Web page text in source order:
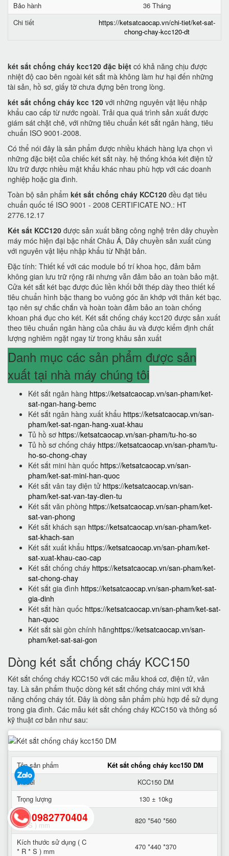
Bảo hành
36 Tháng
Chi tiết
https://ketsatcaocap.vn/chi-tiet/ket-sat-
chong-chay-kcc120-dt
két sắt chống cháy kcc120 đặc biệt có khả năng chịu được
nhiệt độ cao bên ngoài két sắt mà không làm hư hại đến những
tài sản, hồ sơ, giấy tờ chưa đựng bên trong lòng.
két sắt chống cháy kcc 120 với những nguyên vật liệu nhập
khẩu cao cấp từ nước ngoài. Trải qua quá trình sản xuất được
giám sát chặt chẽ, với những tiêu chuẩn két sắt ngân hàng, tiêu
chuẩn ISO 9001-2008.
Có thể nói đây là sản phẩm được nhiều khách hàng lựa chọn vì
những đặc biệt của chiếc két sắt này. hệ thống khóa két điện tử
lữu trữ được nhiều mật khẩu khác nhau phù hợp với các doanh
nghiệp hoặc gia đình.
Toàn bộ sản phẩm két sắt chống cháy KCC120 đều đạt tiêu
chuẩn quốc tế ISO 9001 - 2008 CERTIFICATE NO.: HT
2776.12.17
Két sắt KCC120 được sản xuất bằng công nghệ trên dây chuyền
máy móc hiện đại bậc nhất Châu Á, Dây chuyền sản xuất cùng
với nguyên vật liệu nhập khẩu từ Nhật bản.
Đặc tính: Thiết kế với các module bố trí khoa học, đảm bảm
không gian lưu trữ rộng rãi nhưng vẫn đảm bảo an toàn bảo mật.
Cửa két sắt két bạc được đúc liền khối bởi thép dày theo thiết kế
tiêu chuẩn hình bậc thang bo vuông góc ăn khớp với thân két bạc.
tạo nên sự chắc chắn và hoàn toàn đảm bảo an toàn chống
khoan phá đục cho két. Két sắt chống cháy kcc120 được sản xuất
theo tiêu chuẩn ngân hàng của châu âu và được kiểm định chất
lượng nghiêm ngặt ngay từ trong khâu sản xuất
Danh mục các sản phẩm được sản
xuất tại nhà máy chúng tôi
Két sắt ngân hàng https://ketsatcaocap.vn/san-pham/ket-
sat-ngan-hang-bemc
Két sắt ngân hàng xuất khẩu https://ketsatcaocap.vn/san-
pham/ket-sat-ngan-hang-xuat-khau
Tủ hồ sơ https://ketsatcaocap.vn/san-pham/tu-ho-so
Tủ hồ sơ chống cháy https://ketsatcaocap.vn/san-pham/tu-
ho-so-chong-chay
Két sắt mini hàn quốc https://ketsatcaocap.vn/san-
pham/ket-sat-mini-han-quoc
Két sắt vân tay điện tử https://ketsatcaocap.vn/san-
pham/ket-sat-van-tay-dien-tu
Két sắt văn phòng https://ketsatcaocap.vn/san-pham/ket-
sat-van-phong
Két sắt khách sạn https://ketsatcaocap.vn/san-pham/ket-
sat-khach-san
Két sắt xuất khẩu https://ketsatcaocap.vn/san-pham/ket-
sat-xuat-khau-cao-cap
Két sắt chống cháy https://ketsatcaocap.vn/san-pham/ket-
sat-chong-chay
Két sắt gia đình https://ketsatcaocap.vn/san-pham/ket-sat-
gia-dinh
Két sắt hàn quốc https://ketsatcaocap.vn/san-pham/ket-sat-
han-quoc
Két sắt sài gòn chính hãnghttps://ketsatcaocap.vn/san-
pham/ket-sat-sai-gon
Dòng két sắt chống cháy KCC150
Két sắt chống cháy KCC150 với các mẫu khoá cơ, điện tử, vân
tay. Là sản phẩm thuộc dòng két sắt chống cháy mini với khả
năng chống cháy tốt. Đây là dòng sản phẩm phù hợp để sử dụng
trong gia đình. Các mẫu két sắt chống cháy KCC150 và thông số
kỹ thuật cơ bản như sau:
Tên sản phẩm
Két sắt chống cháy kcc150 DM
Model
KCC150 DM
Trọng lượng
130 ± 10kg
Kích thước ngoài ( C *
R * S ) mm
820 *540 *560
Kích thước sử dụng ( C
* R * S ) mm
470 *440 *370
0982770404